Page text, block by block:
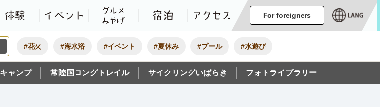
観光いばらき公式ホームページ
スメ
モデルコーススポット 体験 イベント グルメ・みやげ宿泊 アクセス
For foreigners
#花火 #海水浴 #イベント #夏休み #プール #水遊び
ャンプ 常陸国ロングトレイル サイクリングいばらき フォトライブラリー